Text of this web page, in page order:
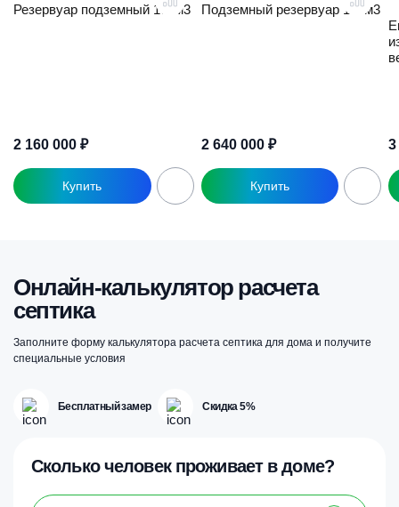
Резервуар подземный 100м3
2 160 000 ₽
Подземный резервуар 120м3
2 640 000 ₽
Онлайн-калькулятор расчета
септика
Заполните форму калькулятора расчета септика для дома и получите
специальные условия
Бесплатный замер Скидка 5%
Сколько человек проживает в доме?